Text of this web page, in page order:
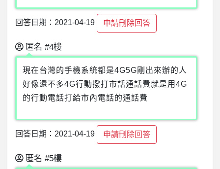
回答日期：2021-04-19 申請刪除回答
匿名 #4樓
現在台灣的手機系統都是4G5G剛出來辦的人
好像還不多4G行動撥打市話通話費就是用4G
的行動電話打給市內電話的通話費
回答日期：2021-04-19 申請刪除回答
匿名 #5樓